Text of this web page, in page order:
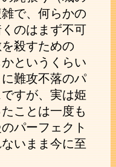
で、何らかの
のはまず不可
殺すための
というくらい
難攻不落のパ
すが、実は姫
ことは一度も
パーフェクト
いまま今に至